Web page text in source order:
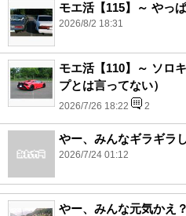
モエ活【115】～ やっ
2026/8/2 18:31
モエ活【110】～ ソロ
プとは言ってない）
2026/7/26 18:22 2
やー、みんなギラギラ
2026/7/24 01:12
やー、みんな元気かえ？